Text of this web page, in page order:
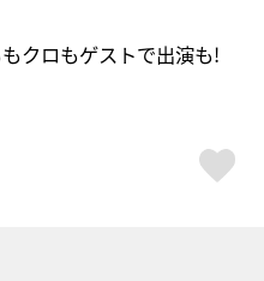
クロもゲストで出演も!